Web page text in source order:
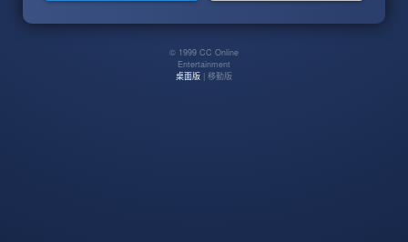
© 1999 CC Online
Entertainment
桌面版 | 移動版